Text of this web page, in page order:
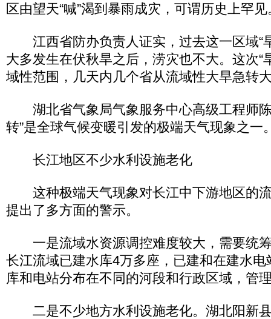
区由望天“喊”渴到暴雨成灾，可谓历史上罕见
江西省防办负责人证实，过去这一区域“
大多发生在伏秋旱之后，涝灾也不大。这次“
域性范围，几天内几个省从流域性大旱急转
湖北省气象局气象服务中心高级工程师陈
转”是全球气候变暖引发的极端天气现象之一
长江地区不少水利设施老化
这种极端天气现象对长江中下游地区的
提出了多方面的警示。
一是流域水资源调控难度较大，需要统
长江流域已建水库4万多座，已建和在建水
库和电站分布在不同的河段和行政区域，管
二是不少地方水利设施老化。湖北阳新